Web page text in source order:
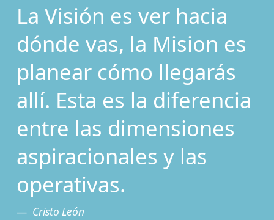
La Visión es ver hacia
dónde vas, la Mision es
planear cómo llegarás
allí. Esta es la diferencia
entre las dimensiones
aspiracionales y las
operativas.
Cristo León